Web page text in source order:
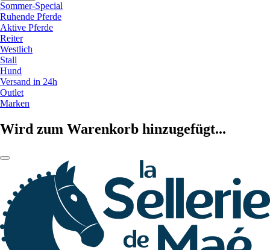
Sommer-Special
Ruhende Pferde
Aktive Pferde
Reiter
Westlich
Stall
Hund
Versand in 24h
Outlet
Marken
Wird zum Warenkorb hinzugefügt...